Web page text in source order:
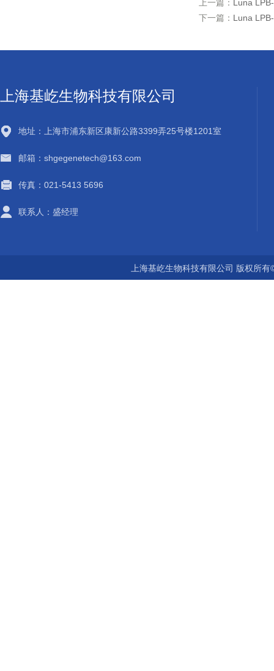
上一篇：
Luna
下一篇： Luna
上海基屹生物科技有限公司
地址：上海市浦东新区康新公路3399弄25号楼1201室
邮箱：shgegenetech@163.com
传真：021-5413 5696
联系人：盛经理
上海基屹生物科技有限公司 版权所